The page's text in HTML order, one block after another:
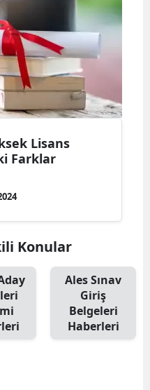
Lisans
Farklar
Konular
Ales Sınav
Giriş
Belgeleri
Haberleri